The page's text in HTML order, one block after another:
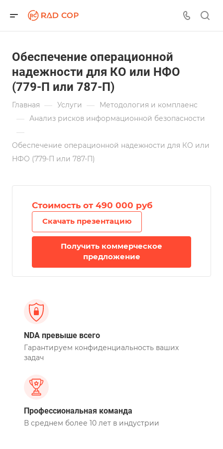
Обеспечение операционной
надежности для КО или НФО
(779-П или 787-П)
Главная — Услуги — Методология и комплаенс
— Анализ рисков информационной безопасности
—
Обеспечение операционной надежности для КО или
НФО (779-П или 787-П)
Стоимость от 490 000 руб
Скачать презентацию
Получить коммерческое
предложение
NDA превыше всего
Гарантируем конфиденциальность ваших
задач
Профессиональная команда
В среднем более 10 лет в индустрии